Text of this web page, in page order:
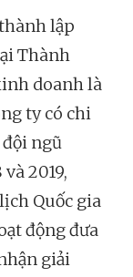
lập
Thành
doanh là
ty có chi
đội ngũ
2019,
Quốc gia
động đưa
giải